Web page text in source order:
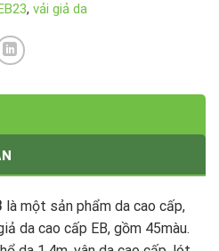
, vải giả da
là một sản phẩm da cao cấp,
da cao cấp EB, gồm 45màu.